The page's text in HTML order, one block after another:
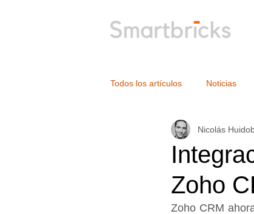
Todos los artículos Noticias
Zoho
Nicolás
Zoho CRM